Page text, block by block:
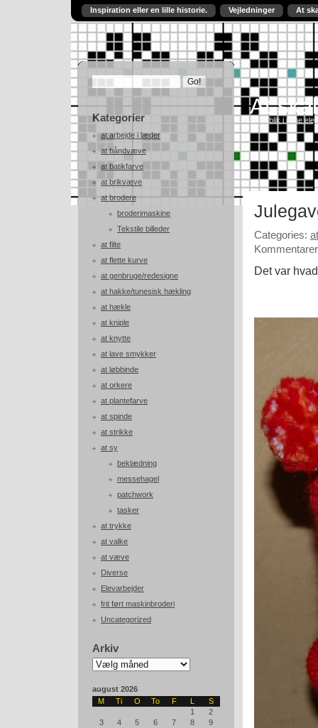
Inspiration eller en lille historie. Vejledninger At
Kategorier
at arbejde i læder
at båndvæve
at batikfarve
at brikvæve
at brodere
broderimaskine
Tekstile billeder
at filte
at flette kurve
at genbruge/redesigne
at hakke/tunesisk hækling
at hækle
at kniple
at knytte
at lave smykker
at løbbinde
at orkere
at plantefarve
at spinde
at strikke
at sy
beklædning
messehagel
patchwork
tasker
at trykke
at valke
at væve
Diverse
Elevarbejder
frit ført maskinbroderi
Uncategorized
Arkiv
Arkiv
august 2026
M
Ti O To F L
S
1
2
3
4 5 6 7 8
9
At
Et indblik i mine
Categories:
Det var